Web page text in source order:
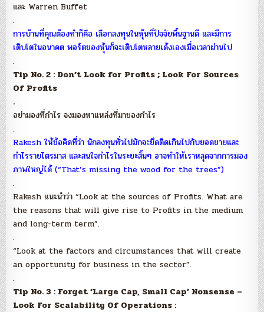
และ Warren Buffet
.
การบ้านที่คุณต้องทำก็คือ เลือกลงทุนในหุ้นที่ปัจจัยพื้นฐานดี และมีการ
เติบโตในอนาคต พอร์ตของหุ้นก็จะเติบโตหลายเด้งเองเมื่อเวลาผ่านไป
.
Tip No. 2 : Don’t Look for Profits ; Look For Sources
Of Profits
.
อย่ามองที่กำไร จงมองหาแหล่งที่มาของกำไร
.
Rakesh ให้ข้อคิดที่ว่า นักลงทุนทั่วไปมักจะยึดติดเกินไปกับยอดขายและ
กำไรรายไตรมาส และสนใจกำไรในระยะสั้นๆ อาจทำให้เราหลุดจากการมอง
ภาพใหญ่ได้ (“That’s missing the wood for the trees”)
.
Rakesh แนะนำว่า “Look at the sources of Profits. What are
the reasons that will give rise to Profits in the medium
and long-term term”.
.
“Look at the factors and circumstances that will create
an opportunity for business in the sector”.
.
Tip No. 3 : Forget ‘Large Cap, Small Cap’ Nonsense –
Look For Scalability Of Operations :